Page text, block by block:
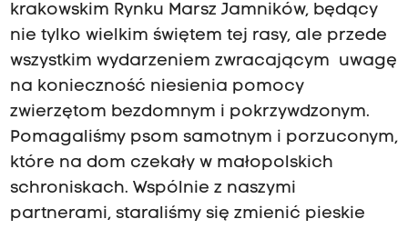
krakowskim Rynku Marsz Jamników, będący
nie tylko wielkim świętem tej rasy, ale przede
wszystkim wydarzeniem zwracającym uwagę
na konieczność niesienia pomocy
zwierzętom bezdomnym i pokrzywdzonym.
Pomagaliśmy psom samotnym i porzuconym,
które na dom czekały w małopolskich
schroniskach. Wspólnie z naszymi
partnerami, staraliśmy się zmienić pieskie